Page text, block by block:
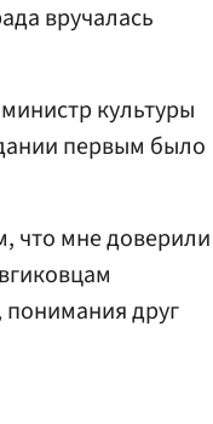
вручалась
культуры
первым было
что мне доверили
понимания друг